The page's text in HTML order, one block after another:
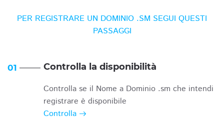
PER REGISTRARE UN DOMINIO .SM SEGUI QUESTI
PASSAGGI
01 Controlla la disponibilità
Controlla se il Nome a Dominio .sm che intendi
registrare è disponibile
Controlla